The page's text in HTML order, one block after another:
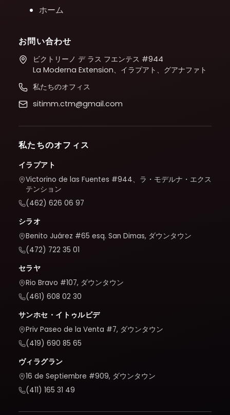
ホーム
お問い合わせ
ビクトリーノ デ ラス フエンテス #944
La Moderna Extension、イラプアト、グアナファト
私たちのオフィス
sitimm.ctm@gmail.com
私たちのオフィス
イラプアト
Victorino de las Fuentes #944、ラ・モデルナ・エクス
テンション
(462) 626 06 97
シラオ
Benito Juárez #65 esq. San Dimas, ダウンタウン
(472) 722 35 01
セラヤ
Rio Bravo #107, ダウンタウン
(461) 608 02 30
サンホセ・イトゥルビデ
Priv Paseo de la Venta #7, ダウンタウン
(419) 690 85 65
ヴィラグラン
16 de Septiembre #909, ダウンタウン
(411) 165 31 49